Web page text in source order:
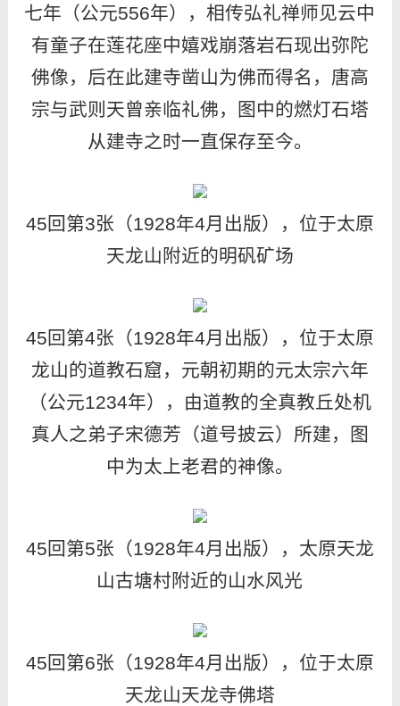
七年（公元556年），相传弘礼禅师见云中
有童子在莲花座中嬉戏崩落岩石现出弥陀
佛像，后在此建寺凿山为佛而得名，唐高
宗与武则天曾亲临礼佛，图中的燃灯石塔
从建寺之时一直保存至今。
45回第3张（1928年4月出版），位于太原
天龙山附近的明矾矿场
45回第4张（1928年4月出版），位于太原
龙山的道教石窟，元朝初期的元太宗六年
（公元1234年），由道教的全真教丘处机
真人之弟子宋德芳（道号披云）所建，图
中为太上老君的神像。
45回第5张（1928年4月出版），太原天龙
山古塘村附近的山水风光
45回第6张（1928年4月出版），位于太原
天龙山天龙寺佛塔